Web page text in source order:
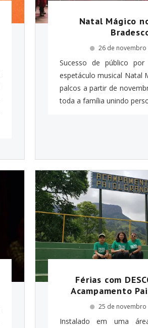
Natal Mágico
26 de novembro
Sucesso de público
espetáculo musical Natal
palcos a partir de
toda a família unindo
Férias com
Acampamento
25 de novembro
Instalado em uma